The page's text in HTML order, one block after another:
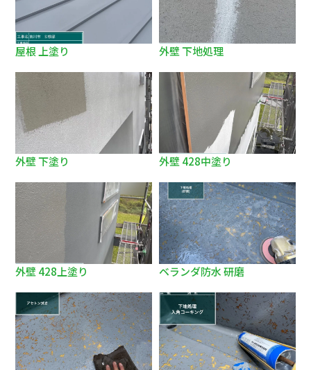
屋根 上塗り 外壁 下地処理
外壁 下塗り 外壁 428中塗り
外壁 428上塗り ベランダ防水 研磨